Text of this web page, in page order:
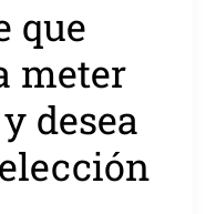
que
meter
desea